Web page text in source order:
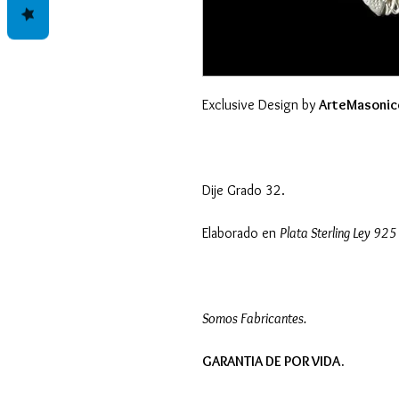
Exclusive Design by
Dije Grado 32.
Elaborado en Plata Sterling Ley 925
Somos Fabricantes.
GARANTIA DE POR VIDA.